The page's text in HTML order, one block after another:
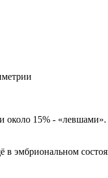
около 15% -
в эмбриональном